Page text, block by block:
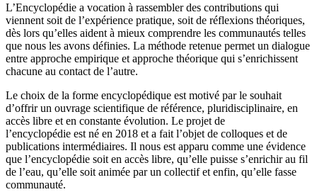
L’Encyclopédie a vocation à rassembler des contributions qui
viennent soit de l’expérience pratique, soit de réflexions théoriques,
dès lors qu’elles aident à mieux comprendre les communautés telles
que nous les avons définies. La méthode retenue permet un dialogue
entre approche empirique et approche théorique qui s’enrichissent
chacune au contact de l’autre.
Le choix de la forme encyclopédique est motivé par le souhait
d’offrir un ouvrage scientifique de référence, pluridisciplinaire, en
accès libre et en constante évolution. Le projet de
l’encyclopédie est né en 2018 et a fait l’objet de colloques et de
publications intermédiaires. Il nous est apparu comme une évidence
que l’encyclopédie soit en accès libre, qu’elle puisse s’enrichir au fil
de l’eau, qu’elle soit animée par un collectif et enfin, qu’elle fasse
communauté.